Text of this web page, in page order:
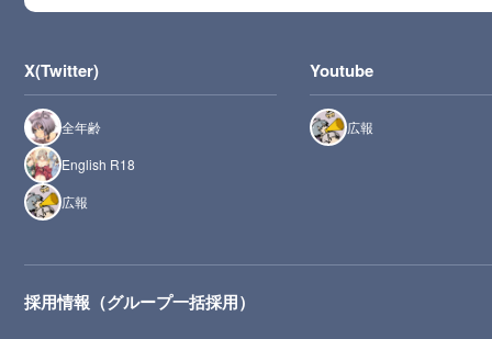
X(Twitter)
全年齢
English R18
広報
Youtube
広報
採用情報（グループ一括採用）